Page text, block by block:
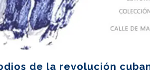
de la revolución